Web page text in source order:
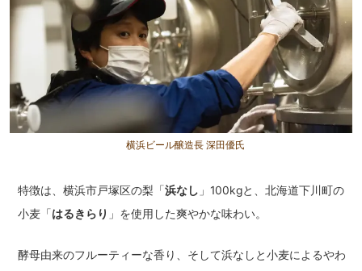
横浜ビール醸造長 深田優氏
特徴は、横浜市戸塚区の梨「浜なし 」100kgと、北海道下川町の
小麦「はるきらり 」を使用した爽やかな味わい。
酵母由来のフルーティーな香り、そして浜なしと小麦によるやわ